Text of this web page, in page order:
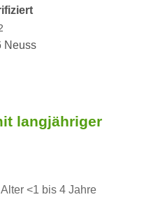
Neuss
langjähriger
<1 bis 4 Jahre